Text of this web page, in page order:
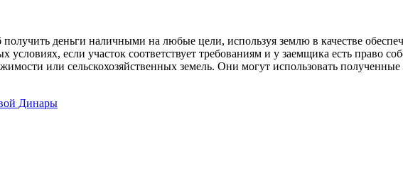
деньги наличными на любые цели, используя землю в качестве
если участок соответствует требованиям и у заемщика есть право
или сельскохозяйственных земель. Они могут использовать
Динары